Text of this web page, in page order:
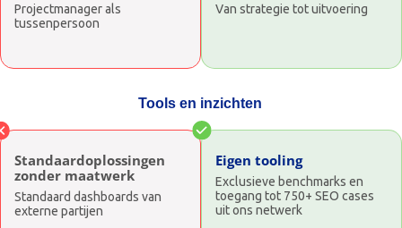
Projectmanager als
tussenpersoon
Tools en inzichten
Standaardoplossingen
zonder maatwerk
Standaard dashboards van
externe partijen
Van strategie tot uitvoering
Eigen tooling
Exclusieve benchmarks en
toegang tot 750+ SEO cases
uit ons netwerk